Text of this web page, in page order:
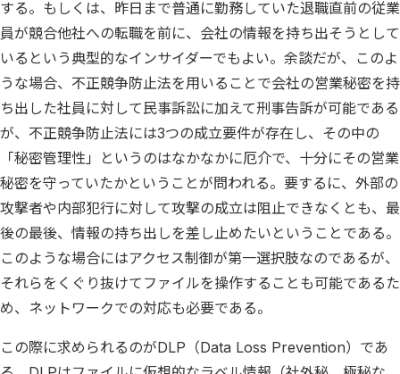
する。もしくは、昨日まで普通に勤務していた退職直前の従業
員が競合他社への転職を前に、会社の情報を持ち出そうとして
いるという典型的なインサイダーでもよい。余談だが、このよ
うな場合、不正競争防止法を用いることで会社の営業秘密を持
ち出した社員に対して民事訴訟に加えて刑事告訴が可能である
が、不正競争防止法には3つの成立要件が存在し、その中の
「秘密管理性」というのはなかなかに厄介で、十分にその営業
秘密を守っていたかということが問われる。要するに、外部の
攻撃者や内部犯行に対して攻撃の成立は阻止できなくとも、最
後の最後、情報の持ち出しを差し止めたいということである。
このような場合にはアクセス制御が第一選択肢なのであるが、
それらをくぐり抜けてファイルを操作することも可能であるた
め、ネットワークでの対応も必要である。
この際に求められるのがDLP（Data Loss Prevention）であ